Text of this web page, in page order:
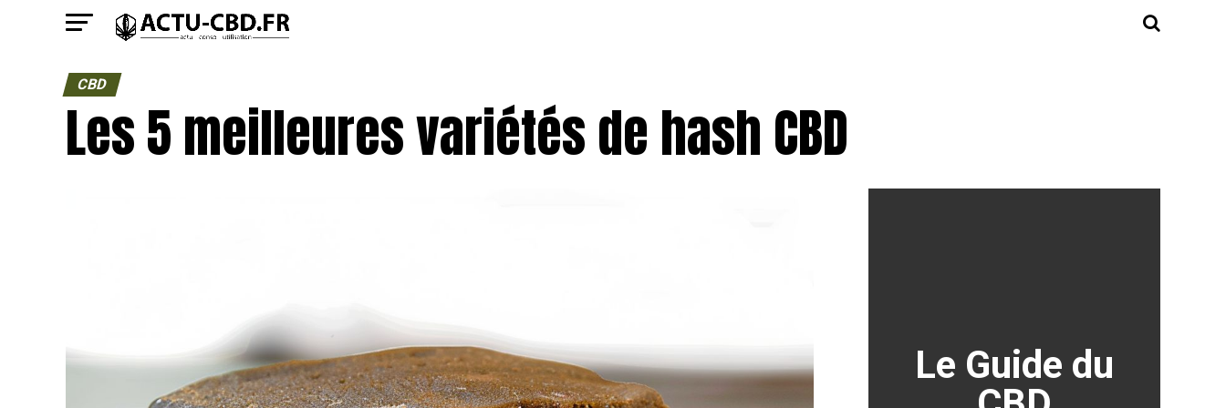
CBD
Les 5 meilleures variétés de hash CBD
Le Guide du